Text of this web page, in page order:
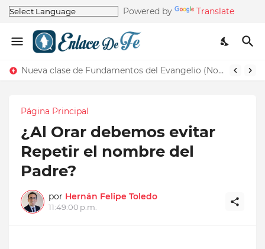
Powered by Translate
Nueva clase de Fundamentos del Evangelio (Nos recuerda la de Principios del Evangelio)
Página Principal
¿Al Orar debemos evitar
Repetir el nombre del
Padre?
por Hernán Felipe Toledo
11:49:00 p.m.